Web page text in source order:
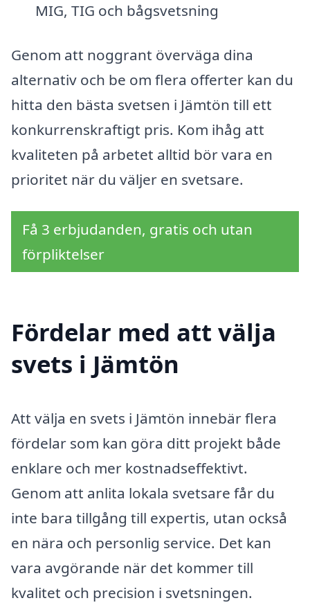
MIG, TIG och bågsvetsning
Genom att noggrant överväga dina
alternativ och be om flera offerter kan du
hitta den bästa svetsen i Jämtön till ett
konkurrenskraftigt pris. Kom ihåg att
kvaliteten på arbetet alltid bör vara en
prioritet när du väljer en svetsare.
Få 3 erbjudanden, gratis och utan
förpliktelser
Fördelar med att välja
svets i Jämtön
Att välja en svets i Jämtön innebär flera
fördelar som kan göra ditt projekt både
enklare och mer kostnadseffektivt.
Genom att anlita lokala svetsare får du
inte bara tillgång till expertis, utan också
en nära och personlig service. Det kan
vara avgörande när det kommer till
kvalitet och precision i svetsningen.